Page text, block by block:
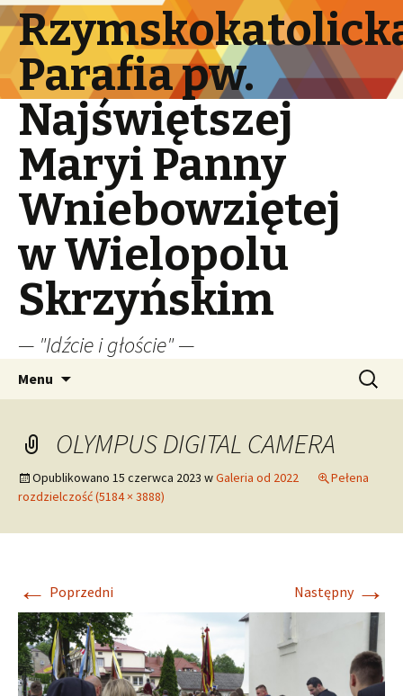
Parafia pw.
Najświętszej
Maryi Panny
Wniebowziętej
w Wielopolu
Skrzyńskim
— "Idźcie i głoście" —
Menu Szukaj:
OLYMPUS DIGITAL CAMERA
Opublikowano 15 czerwca 2023 wGaleria od 2022
Pełena
rozdzielczość (5184 × 3888)
← Poprzedni Następny →